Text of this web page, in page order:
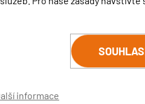
informace
na Slovensko byl
klidně si zavolejte a dozvíte